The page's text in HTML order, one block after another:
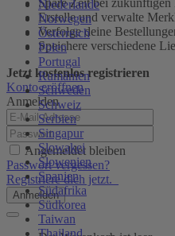
Niederlande
Norwegen
Österreich
Polen
Portugal
Rumänien
Schweden
Schweiz
Serbien
Singapur
Slowakei
Slowenien
Spanien
Südafrika
Südkorea
Taiwan
Thailand
Spare Zeit bei zukünftigen
Erstelle und verwalte
Verfolge deine
Speichere verschiedene
Jetzt kostenlos registrieren
Konto eröffnen
Anmelden
Angemeldet bleiben
Passwort vergessen?
Registriere dich jetzt.
Anmelden